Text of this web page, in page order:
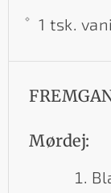
1 tsk.
Mørdej: